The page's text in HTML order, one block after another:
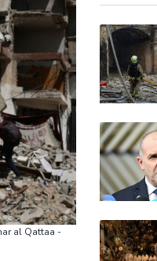
al Qattaa -